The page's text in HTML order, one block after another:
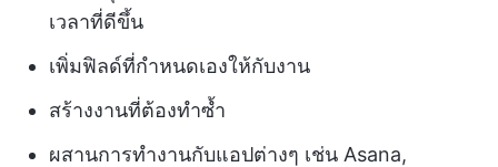
เวลาที่ดีขึ้น
เพิ่มฟิลด์ที่กำหนดเองให้กับงาน
สร้างงานที่ต้องทำซ้ำ
ผสานการทำงานกับแอปต่างๆ เช่น Asana,